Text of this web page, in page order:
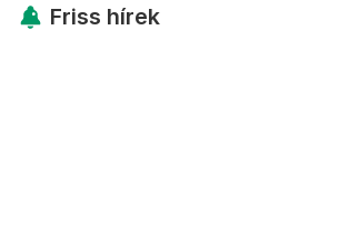
Friss hírek